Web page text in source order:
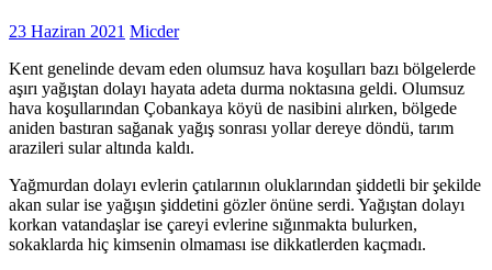
23 Haziran 2021 Micder
Kent genelinde devam eden olumsuz hava koşulları bazı bölgelerde
aşırı yağıştan dolayı hayata adeta durma noktasına geldi. Olumsuz
hava koşullarından Çobankaya köyü de nasibini alırken, bölgede
aniden bastıran sağanak yağış sonrası yollar dereye döndü, tarım
arazileri sular altında kaldı.
Yağmurdan dolayı evlerin çatılarının oluklarından şiddetli bir şekilde
akan sular ise yağışın şiddetini gözler önüne serdi. Yağıştan dolayı
korkan vatandaşlar ise çareyi evlerine sığınmakta bulurken,
sokaklarda hiç kimsenin olmaması ise dikkatlerden kaçmadı.